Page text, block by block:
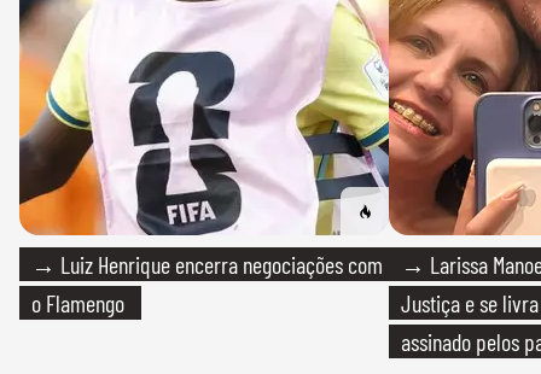
→ Luiz Henrique encerra negociações com
o Flamengo
→ Larissa
Justiça e se
assinado pelos